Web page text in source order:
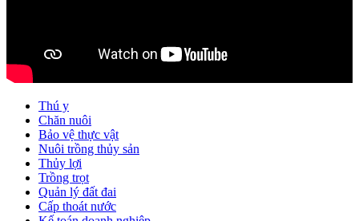
Thú y
Chăn nuôi
Bảo vệ thực vật
Nuôi trồng thủy sản
Thủy lợi
Trồng trọt
Quản lý đất đai
Cấp thoát nước